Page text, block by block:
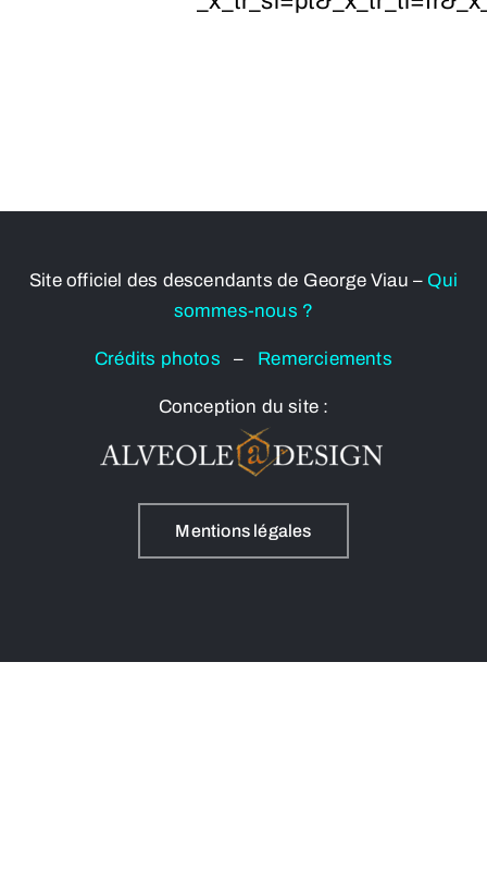
Site officiel des descendants de George Viau – Qui
sommes-nous ?
Crédits photos– Remerciements
Conception du site :
Mentions légales